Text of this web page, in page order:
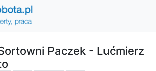
Paczek - Lućmierz